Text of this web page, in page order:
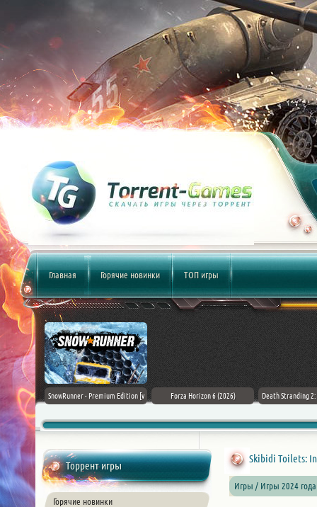
Главная Горячие новинки ТОП игры
Flag
PC
SnowRunner - Premium Edition [v
Forza Horizon 6 (2026) Death Stranding
Торрент игры
Горячие новинки
Skibidi Toilets:
Игры / Игры 2024